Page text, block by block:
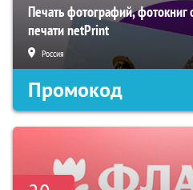
Печать фотографий, фотокниг
печати netPrint
Россия
Промокод